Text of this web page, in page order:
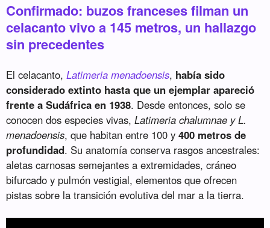
Confirmado: buzos franceses filman un
celacanto vivo a 145 metros, un hallazgo
sin precedentes
El celacanto,Latimeria menadoensis, había sido
considerado extinto hasta que un ejemplar apareció
frente a Sudáfrica en 1938. Desde entonces, solo se
conocen dos especies vivas,Latimeria chalumnae y L.
menadoensis, que habitan entre 100 y400 metros de
profundidad. Su anatomía conserva rasgos ancestrales:
aletas carnosas semejantes a extremidades, cráneo
bifurcado y pulmón vestigial, elementos que ofrecen
pistas sobre la transición evolutiva del mar a la tierra.